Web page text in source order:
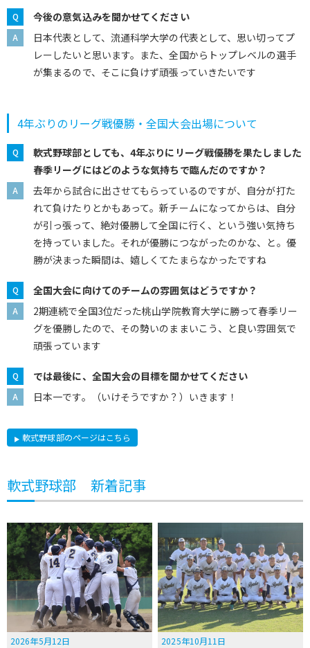
今後の意気込みを聞かせてください
日本代表として、流通科学大学の代表として、思い切ってプ
レーしたいと思います。また、全国からトップレベルの選手
が集まるので、そこに負けず頑張っていきたいです
4年ぶりのリーグ戦優勝・全国大会出場について
軟式野球部としても、4年ぶりにリーグ戦優勝を果たしました
春季リーグにはどのような気持ちで臨んだのですか？
去年から試合に出させてもらっているのですが、自分が打た
れて負けたりとかもあって。新チームになってからは、自分
が引っ張って、絶対優勝して全国に行く、という強い気持ち
を持っていました。それが優勝につながったのかな、と。優
勝が決まった瞬間は、嬉しくてたまらなかったですね
全国大会に向けてのチームの雰囲気はどうですか？
2期連続で全国3位だった桃山学院教育大学に勝って春季リー
グを優勝したので、その勢いのままいこう、と良い雰囲気で
頑張っています
では最後に、全国大会の目標を聞かせてください
日本一です。（いけそうですか？）いきます！
軟式野球部のページはこちら
軟式野球部 新着記事
2026年5月12日
2025年10月11日